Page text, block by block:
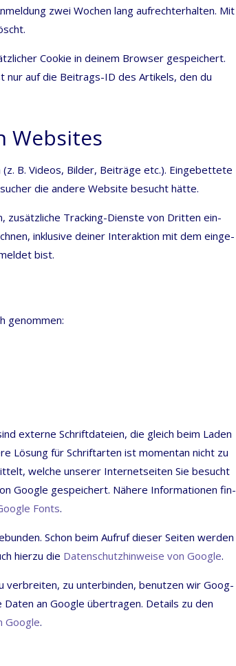
zwei Wochen lang auf­recht­erhal­ten. Mit
Coo­kie in dei­nem Brow­ser gespei­chert.
auf die Bei­trags-ID des Arti­kels, den du
Websites
B. Vide­os, Bil­der, Bei­trä­ge etc.). Ein­ge­bet­te­te
die ande­re Web­site besucht hätte.
zusätz­li­che Track­ing-Diens­te von Drit­ten ein­
inklu­si­ve dei­ner Inter­ak­ti­on mit dem ein­ge­
bist.
genommen:
exter­ne Schrift­da­tei­en, die gleich beim Laden
Lösung für Schrift­ar­ten ist momen­tan nicht zu
wel­che unse­rer Inter­net­sei­ten Sie besucht
Goog­le gespei­chert. Nähe­re Infor­ma­tio­nen fin­
Fonts.
Schon beim Auf­ruf die­ser Sei­ten wer­den
hier­zu die Daten­schutz­hin­wei­se von Goog­le.
ver­brei­ten, zu unter­bin­den, benut­zen wir Goog­
an Goog­le über­tra­gen. Details zu den
Goog­le.